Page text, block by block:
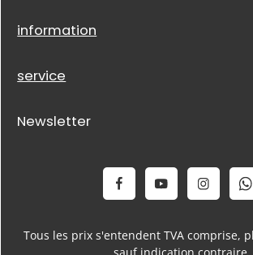
information
service
Newsletter
Tous les prix s'entendent TVA comprise,